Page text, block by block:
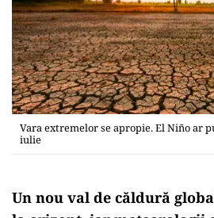
Vara extremelor se apropie. El Niño ar
iulie
Un nou val de căldură